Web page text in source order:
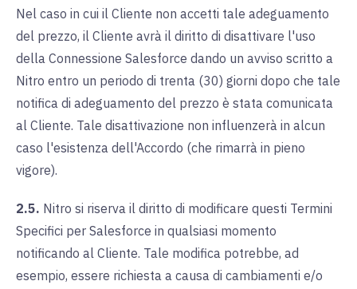
Nel caso in cui il Cliente non accetti tale adeguamento
del prezzo, il Cliente avrà il diritto di disattivare l'uso
della Connessione Salesforce dando un avviso scritto a
Nitro entro un periodo di trenta (30) giorni dopo che tale
notifica di adeguamento del prezzo è stata comunicata
al Cliente. Tale disattivazione non influenzerà in alcun
caso l'esistenza dell'Accordo (che rimarrà in pieno
vigore).
2.5. Nitro si riserva il diritto di modificare questi Termini
Specifici per Salesforce in qualsiasi momento
notificando al Cliente. Tale modifica potrebbe, ad
esempio, essere richiesta a causa di cambiamenti e/o